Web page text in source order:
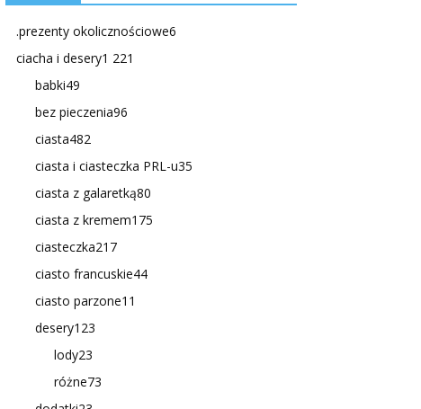
.prezenty okolicznościowe6
ciacha i desery1 221
babki49
bez pieczenia96
ciasta482
ciasta i ciasteczka PRL-u35
ciasta z galaretką80
ciasta z kremem175
ciasteczka217
ciasto francuskie44
ciasto parzone11
desery123
lody23
różne73